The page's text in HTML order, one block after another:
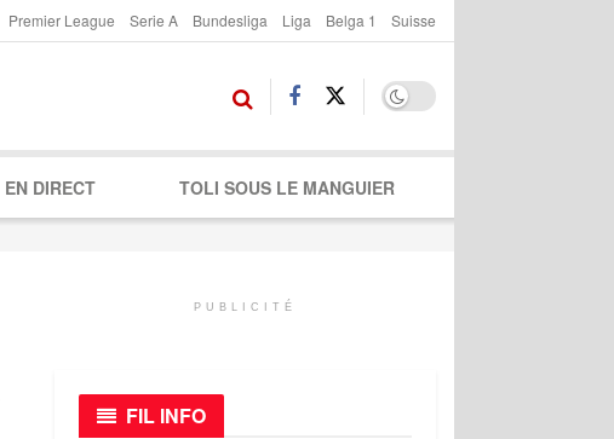
Premier League Serie A Bundesliga Liga Belga 1 Suisse
EN DIRECT TOLI SOUS LE MANGUIER
PUBLICITÉ
FIL INFO